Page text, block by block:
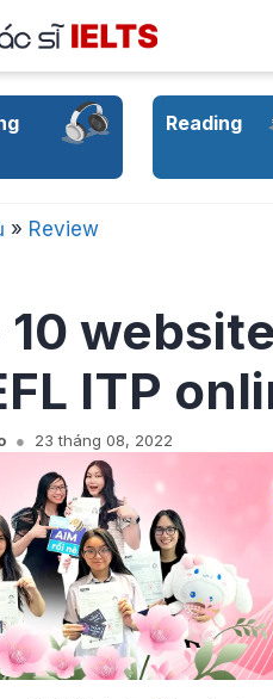
Reading
» Review
10
ITP
23 tháng 08, 2022